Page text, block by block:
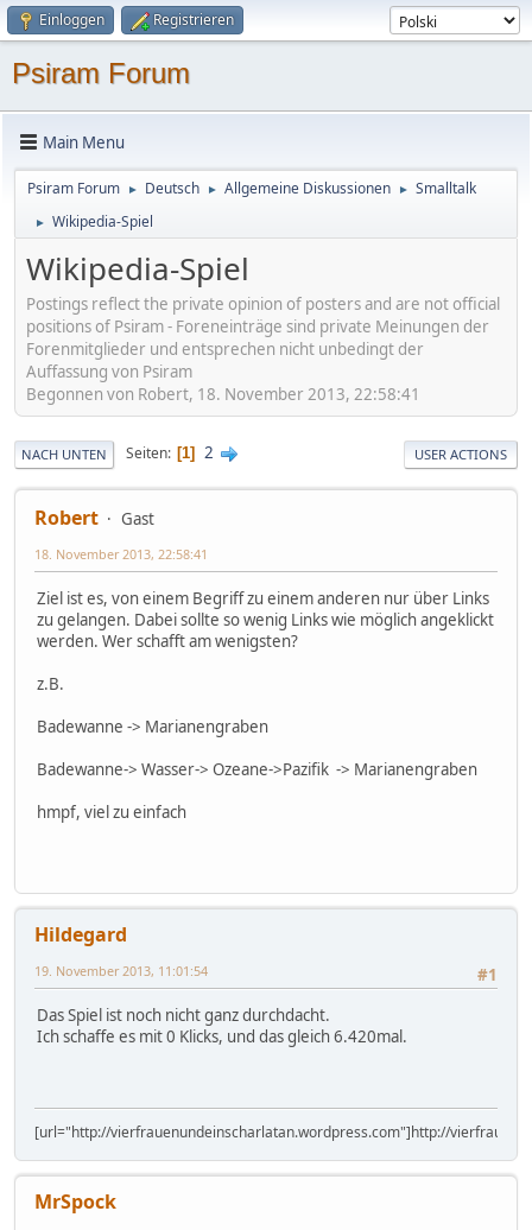
Einloggen Registrieren
Psiram Forum
Main Menu
Psiram Forum ► Deutsch ► Allgemeine Diskussionen ► Smalltalk
► Wikipedia-Spiel
Wikipedia-Spiel
Postings reflect the private opinion of posters and are not official
positions of Psiram - Foreneinträge sind private Meinungen der
Forenmitglieder und entsprechen nicht unbedingt der
Auffassung von Psiram
Begonnen von Robert, 18. November 2013, 22:58:41
NACH UNTEN Seiten 1 2 USER ACTIONS
Robert Gast
18. November 2013, 22:58:41
Ziel ist es, von einem Begriff zu einem anderen nur über Links
zu gelangen. Dabei sollte so wenig Links wie möglich angeklickt
werden. Wer schafft am wenigsten?
z.B.
Badewanne -> Marianengraben
Badewanne-> Wasser-> Ozeane->Pazifik -> Marianengraben
hmpf, viel zu einfach
Hildegard
#1
19. November 2013, 11:01:54
Das Spiel ist noch nicht ganz durchdacht.
Ich schaffe es mit 0 Klicks, und das gleich 6.420mal.
[url="http://vierfrauenundeinscharlatan.wordpress.com"]http://
MrSpock